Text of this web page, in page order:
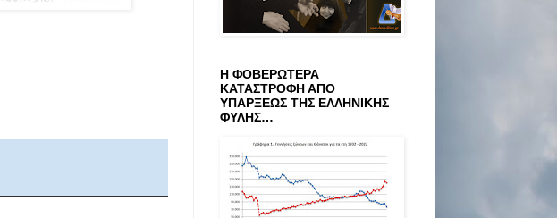
Η ΦΟΒΕΡΩΤΕΡΑ
ΚΑΤΑΣΤΡΟΦΗ ΑΠΟ
ΥΠΑΡΞΕΩΣ ΤΗΣ ΕΛΛΗΝΙΚΗΣ
ΦΥΛΗΣ…